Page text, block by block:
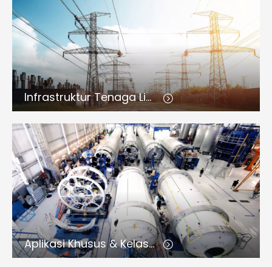
Infrastruktur Tenaga Listrik
Aplikasi Khusus & Kelas Atas